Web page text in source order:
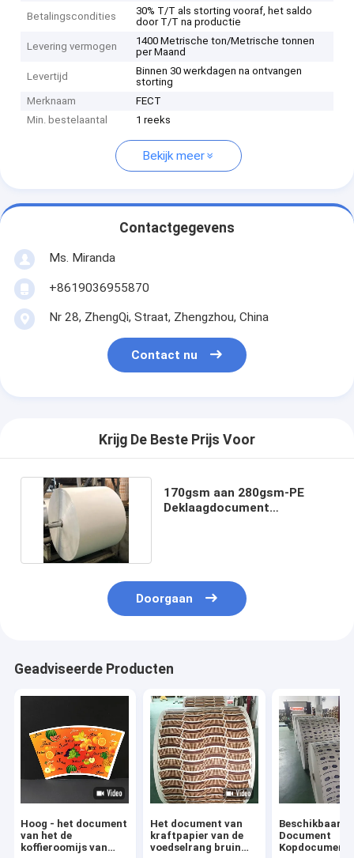
Betalingscondities
30% T/T als storting vooraf, het saldo
door T/T na productie
Levering vermogen
1400 Metrische ton/Metrische tonnen
per Maand
Levertijd
Binnen 30 werkdagen na ontvangen
storting
Merknaam
FECT
Min. bestelaantal
1 reeks
Bekijk meer
Contactgegevens
Ms. Miranda
+8619036955870
Nr 28, ZhengQi, Straat, Zhengzhou, China
Contact nu
Krijg De Beste Prijs Voor
170gsm aan 280gsm-PE
Deklaagdocument
Doorgaan
Geadviseerde Producten
Hoog - het document
van het de
koffieroomijs van
Het document van
kraftpapier van de
voedselrang bruin
Beschikbaar
Document
Kopdocument